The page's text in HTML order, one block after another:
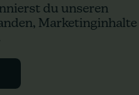
du unseren
Marketinginhalte